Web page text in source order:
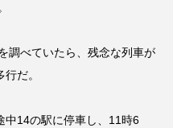
調べていたら、残念な列車が
だ。
中14の駅に停車し、11時6